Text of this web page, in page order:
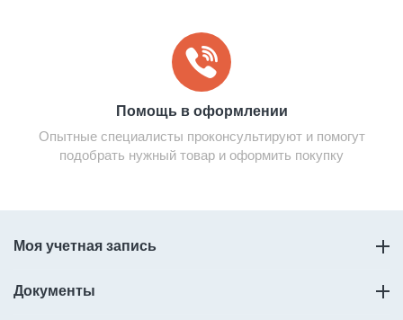
Помощь в оформлении
Опытные специалисты проконсультируют и помогут
подобрать нужный товар и оформить покупку
Моя учетная запись
Документы